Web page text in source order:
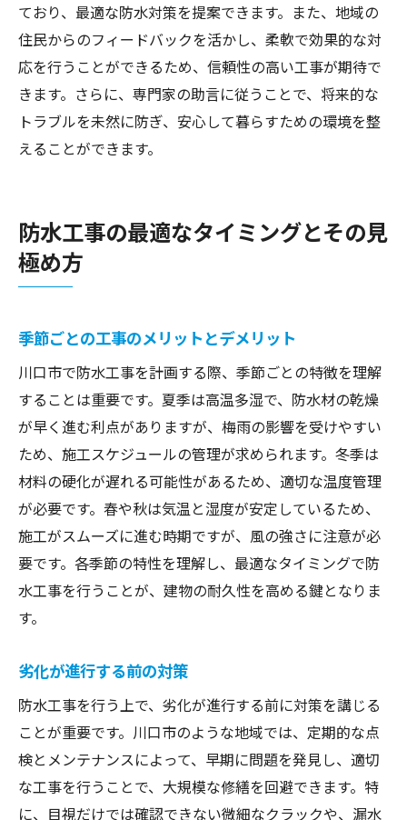
ており、最適な防水対策を提案できます。また、地域の
住民からのフィードバックを活かし、柔軟で効果的な対
応を行うことができるため、信頼性の高い工事が期待で
きます。さらに、専門家の助言に従うことで、将来的な
トラブルを未然に防ぎ、安心して暮らすための環境を整
えることができます。
防水工事の最適なタイミングとその見
極め方
季節ごとの工事のメリットとデメリット
川口市で防水工事を計画する際、季節ごとの特徴を理解
することは重要です。夏季は高温多湿で、防水材の乾燥
が早く進む利点がありますが、梅雨の影響を受けやすい
ため、施工スケジュールの管理が求められます。冬季は
材料の硬化が遅れる可能性があるため、適切な温度管理
が必要です。春や秋は気温と湿度が安定しているため、
施工がスムーズに進む時期ですが、風の強さに注意が必
要です。各季節の特性を理解し、最適なタイミングで防
水工事を行うことが、建物の耐久性を高める鍵となりま
す。
劣化が進行する前の対策
防水工事を行う上で、劣化が進行する前に対策を講じる
ことが重要です。川口市のような地域では、定期的な点
検とメンテナンスによって、早期に問題を発見し、適切
な工事を行うことで、大規模な修繕を回避できます。特
に、目視だけでは確認できない微細なクラックや、漏水